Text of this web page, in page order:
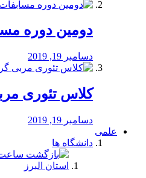
دومین دوره
دسامبر 19, 2019
کلاس تئوری
دسامبر 19, 2019
علمی
دانشگاه ها